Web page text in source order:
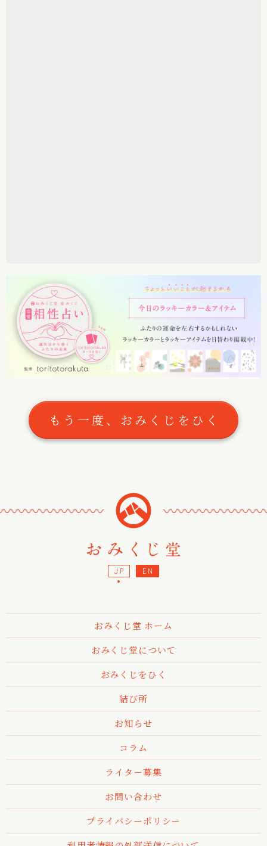
もう一度、おみくじをひく
〰〰〰〰〰〰〰 〰〰〰〰〰〰〰
JP EN
おみくじ堂 ホーム
おみくじ堂について
おみくじをひく
結び所
お知らせ
コラム
ライター募集
お問い合わせ
プライバシーポリシー